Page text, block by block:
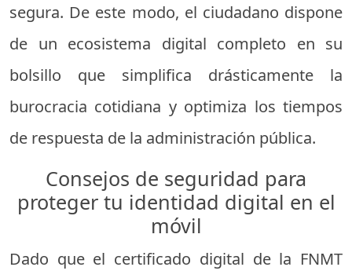
segura. De este modo, el ciudadano dispone
de un ecosistema digital completo en su
bolsillo que simplifica drásticamente la
burocracia cotidiana y optimiza los tiempos
de respuesta de la administración pública.
Consejos de seguridad para
proteger tu identidad digital en el
móvil
Dado que el certificado digital de la FNMT